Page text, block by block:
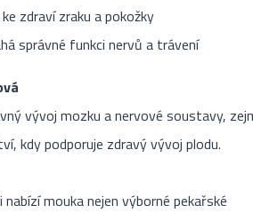
zdraví zraku a pokožky
správné funkci nervů a trávení
vývoj mozku a nervové soustavy,
kdy podporuje zdravý vývoj plodu.
mouka nejen výborné pekařské